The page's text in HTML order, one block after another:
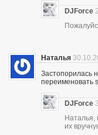
DJForce
Наталья
Застопорилась
переименовать
DJForce
Наталья,
их